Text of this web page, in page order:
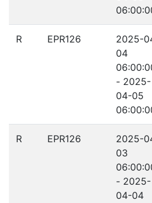
R EPR126
2025-
04
- 2025-
04-05
R EPR126
2025-
03
- 2025-
04-04